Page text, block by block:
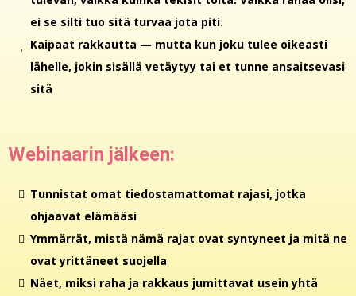
ei se silti tuo sitä turvaa jota piti.
Kaipaat rakkautta — mutta kun joku tulee oikeasti
lähelle, jokin sisällä vetäytyy tai et tunne ansaitsevasi
sitä
Webinaarin jälkeen:
Tunnistat omat tiedostamattomat rajasi, jotka
ohjaavat elämääsi
Ymmärrät, mistä nämä rajat ovat syntyneet ja mitä ne
ovat yrittäneet suojella
Näet, miksi raha ja rakkaus jumittavat usein yhtä